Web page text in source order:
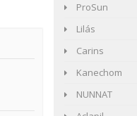
ProSun
Lilás
Carins
Kanechom
NUNNAT